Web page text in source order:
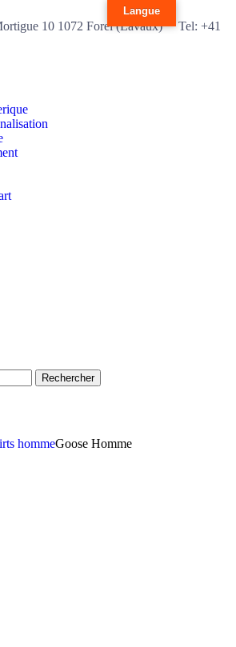
10 1072 Forel (Lavaux) Tel: +41
hommeGoose Homme
Langue